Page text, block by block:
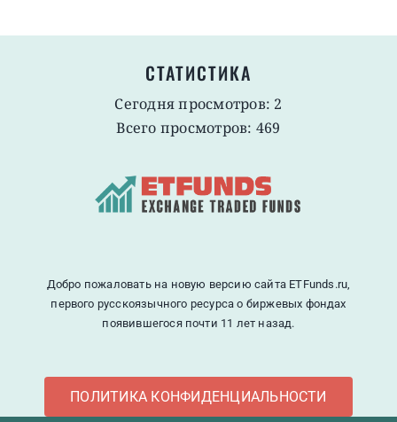
СТАТИСТИКА
Сегодня просмотров: 2
Всего просмотров: 469
Добро пожаловать на новую версию сайта ETFunds.ru,
первого русскоязычного ресурса о биржевых фондах
появившегося почти 11 лет назад.
ПОЛИТИКА КОНФИДЕНЦИАЛЬНОСТИ